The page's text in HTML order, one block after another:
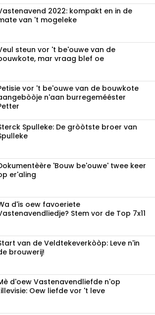
2022: kompakt en in de
van 't mogeleke
steun vor 't be'ouwe van de
mar vraag blef oe
vor 't be'ouwe van de bouwkote
n'aan burregemééster
Spulleke: De gròòtste broer van
'Bouw be'ouwe' twee keer
er'aling
d'is oew favoeriete
Stem vor de Top 7x11
van de Veldtekeverkòòp: Leve n'in
brouwerij!
d'oew Vastenavendliefde n'op
Oew liefde vor 't leve